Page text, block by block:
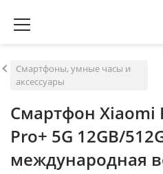
Смартфоны, умные часы и
аксессуары
Смартфон Xiaomi
Pro+ 5G 12GB/
международная